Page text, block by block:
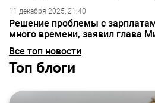
11 декабря 2025, 21:40
Решение проблемы с
много времени, заявил глава
Все топ новости
Топ блоги